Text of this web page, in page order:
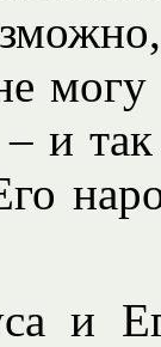
могу
– и
и